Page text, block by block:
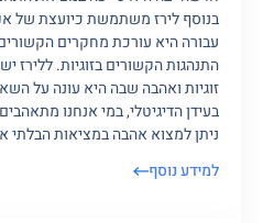
בנוסף לירז משתמשת כיועצת של
עבורה היא עורכת מחקרים הקשורים
התנהגות הקשורים בזוגיות. ללירז
זוגיות ואהבה שבה היא עונה על
בעידן הדיגיטלי, במי אנחנו
ניתן למצוא אהבה במציאות הבלתי
למידע נוסף